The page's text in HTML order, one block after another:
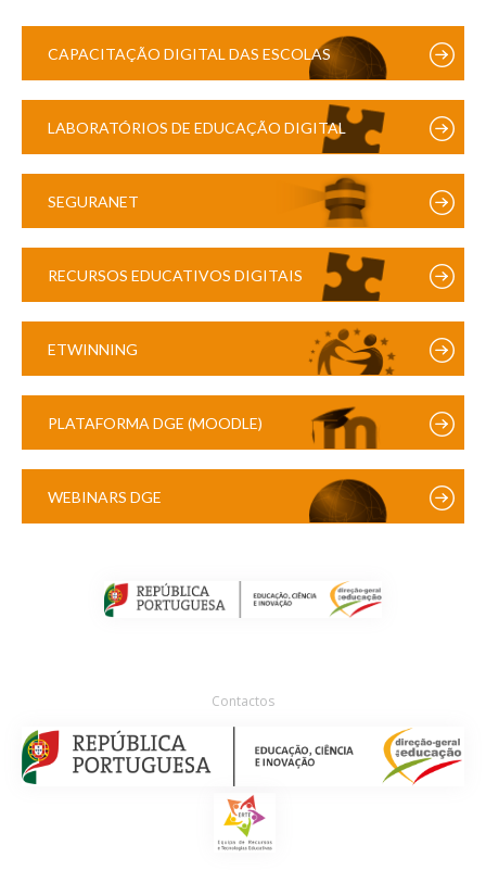
CAPACITAÇÃO DIGITAL DAS ESCOLAS
LABORATÓRIOS DE EDUCAÇÃO DIGITAL
SEGURANET
RECURSOS EDUCATIVOS DIGITAIS
ETWINNING
PLATAFORMA DGE (MOODLE)
WEBINARS DGE
Contactos